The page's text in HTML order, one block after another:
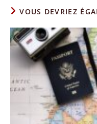
VOUS DEVRIEZ